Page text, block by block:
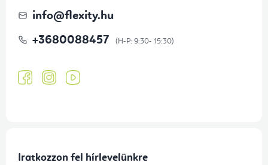
info@flexity.hu
+3680088457
Iratkozzon fel hírlevelünkre